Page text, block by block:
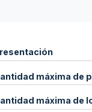
máxima de
máxima de